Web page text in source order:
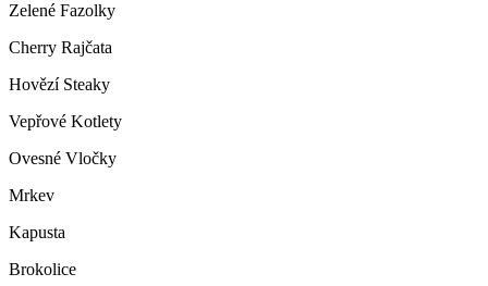
Zelené Fazolky
Cherry Rajčata
Hovězí Steaky
Vepřové Kotlety
Ovesné Vločky
Mrkev
Kapusta
Brokolice